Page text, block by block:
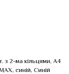
з 2-ма кільцями, А4
синій, Синій